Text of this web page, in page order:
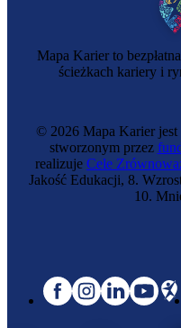
Mapa Karier to
ścieżkach kariery i
© 2026 Mapa Karier jest
stworzonym przez
realizuje Cele
Jakość Edukacji, 8.
10.